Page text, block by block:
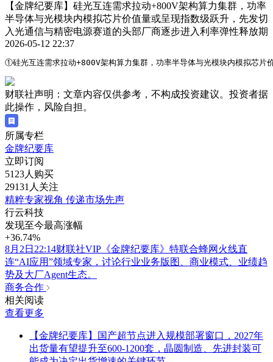
【金牌纪要库】硅光互连需求拉动+800V架构算力集群，功率
半导体与光模块内模拟芯片价值量或呈现指数级跃升，先发切
入光通信与精密电源赛道的头部厂商逐步进入利率弹性释放期
2026-05-12 22:37
①硅光互连需求拉动+800V架构算力集群，功率半导体与光模块内模拟芯片
财联社声明：文章内容仅供参考，不构成投资建议。投资者据
此操作，风险自担。
所属专栏
金牌纪要库
立即订阅
5123人购买
29131人关注
精粹专家视角 传递市场先声
行云科技
发现至今最高涨幅
+36.74%
8月2日22:14财联社VIP《金牌纪要库》特联合蜂网火线直
连“AI应用”领域专家，讨论行业业务版图、商业模式、业绩趋
势及大厂Agent生态。
商务合作
相关阅读
查看更多
【金牌纪要库】国产超节点进入规模部署窗口，2027年
出货量有望提升至600-1200套，晶圆制造、先进封装可